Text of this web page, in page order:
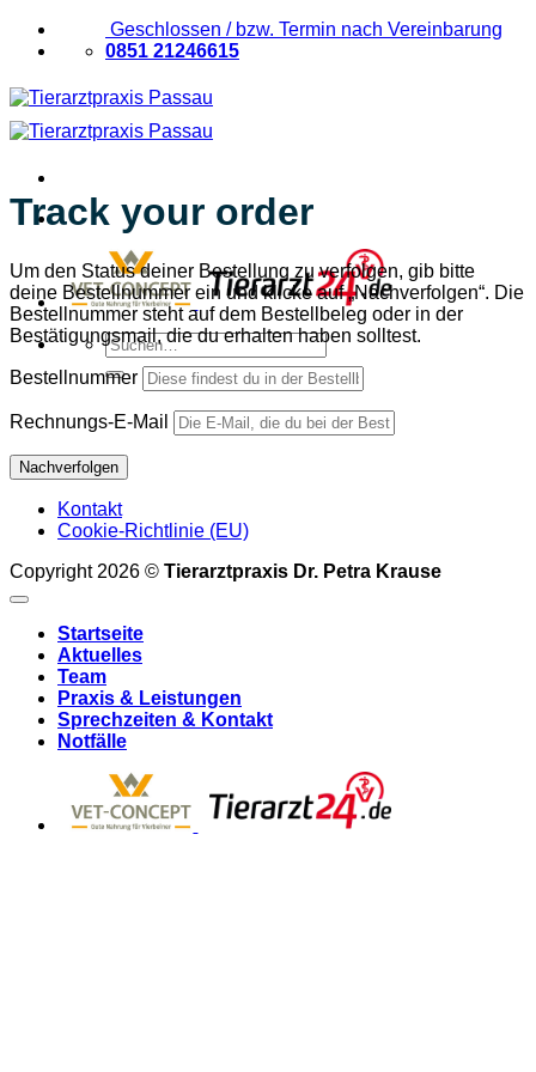
Zum
Inhalt
Geschlossen / bzw. Termin nach Vereinbarung
0851 21246615
Suchen
nach:
Track your order
Um den Status deiner Bestellung zu verfolgen, gib bitte
deine Bestellnummer ein und klicke auf „Nachverfolgen“. Die
Bestellnummer steht auf dem Bestellbeleg oder in der
Bestätigungsmail, die du erhalten haben solltest.
Bestellnummer
Rechnungs-E-Mail
Nachverfolgen
Kontakt
Cookie-Richtlinie (EU)
Copyright 2026 © Tierarztpraxis Dr. Petra Krause
Startseite
Aktuelles
Team
Praxis & Leistungen
Sprechzeiten & Kontakt
Notfälle